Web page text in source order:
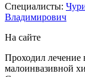
Специалисты:
Владимирович
На сайте
Проходил лечение
малоинвазивной